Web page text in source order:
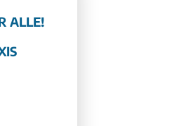
ALLE!